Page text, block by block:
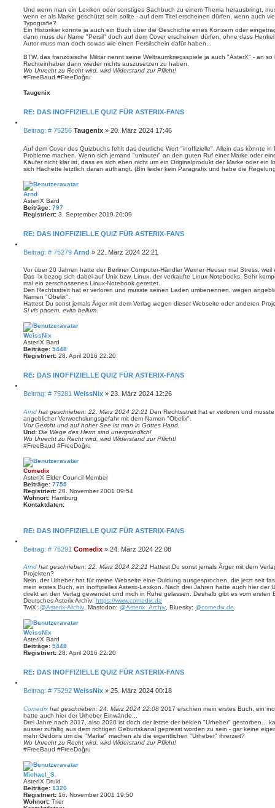
Und wenn man ein Lexikon oder sonstiges Sachbuch zu einem Thema herausbringt,
wenn er als Marke geschützt sein sollte - auf dem Titel erscheinen dürfen, wenn auch
Typografie?
Ein Historiker könnte ja auch ein Buch über die Geschichte eines Konzern oder
dann muss der Name "Persil" doch auf dem Cover erscheinen dürfen, ohne dass
Autor muss man doch sowas wie einen Persilschein dafür haben...
BTW, das französische Militär nennt seine Weltraumkriegsspiele ja auch "AsterX" - an
Rechteinhaber dann wieder nichts auszusetzen zu haben.
Wo Unrecht zu Recht wird, wird Widerstand zur Pflicht!
#FreeBaud #FreeDoğru
Taugenix
RE: DAS INOFFIZIELLE QUIZ FÜR ASTERIX-FANS
Z
e
r
e
Beitrag: # 75256B
i
t
r
a
g
Taugenix » 20. März 2024 17:46
Auf dem Cover des Quizbuchs fehlt das deutliche Wort "inoffizielle". Allein das könnte in
Probleme machen. Wenn sich jemand "unlauter" an den guten Ruf einer Marke oder
Käufer nicht klar ist, dass es sich eben nicht um ein Originalprodukt der Marke oder ein
sich Hachette letztlich daran aufhängt. (Bin leider kein Paragrafix und habe die
Arnd
AsterIX Bard
Beiträge: 797
Registriert: 3. September 2019 20:09
RE: DAS INOFFIZIELLE QUIZ FÜR ASTERIX-FANS
Z
i
e
r
e
n
Beitrag: # 75279B
i
t
r
a
g
Arnd » 22. März 2024 22:21
Vor über 20 Jahren hatte der Berliner Computer-Händler Werner Heuser mal Stress,
Das -ix bezog sich dabei auf Unix bzw. Linux, der verkaufte Linux-Notebooks. Sehr
mal ein zerschossenes Linux-Notebook gerettet.
Den Rechtsstreit hat er verloren und musste seinen Laden umbenennen, wegen
Namen "Obelix".
Hattest Du sonst jemals Ärger mit dem Verlag wegen dieser Webseite oder anderen
Si vis pacem, evita bellum.
WeissNix
AsterIX Bard
Beiträge: 5448
Registriert: 28. April 2016 22:20
RE: DAS INOFFIZIELLE QUIZ FÜR ASTERIX-FANS
Z
e
r
e
n
Beitrag: # 75281 B
i
t
r
a
g
WeissNix » 23. März 2024 12:26
Arnd hat geschrieben: 22. März 2024 22:21 Den Rechtsstreit hat er verloren und
angeblicher Verwechslungsgefahr mit dem Namen "Obelix".
Vor Gericht und auf hoher See ist man in Gottes Hand.
Und: Die Wege des Herrn sind unergründlich!
Wo Unrecht zu Recht wird, wird Widerstand zur Pflicht!
#FreeBaud #FreeDoğru
Comedix
AsterIX Elder Council Member
Beiträge: 7755
Registriert: 20. November 2001 09:54
Wohnort: Hamburg
Kontaktdaten:
n
k
d
a
t
e
n
v
o
n
o
m
e
d
i
RE: DAS INOFFIZIELLE QUIZ FÜR ASTERIX-FANS
Z
i
e
r
e
n
Beitrag: # 75291 B
i
r
a
g
Comedix » 24. März 2024 22:08
Arnd hat geschrieben: 22. März 2024 22:21 Hattest Du sonst jemals Ärger mit dem
Projekten?
Nein, der Urheber hat für meine Webseite eine Duldung ausgesprochen, die jetzt seit
mein erstes Buch, ein inoffizielles Asterix-Lexikon. Nach drei Jahren hatte auch hier der
direkt an den Verlag gewendet und mich in Ruhe gelassen. Deshalb gibt es vom ersten
Deutsches Asterix Archiv: https://www.comedix.de
TwiX: @Asterix-Archiv , Mastodon: @Asterix_Archiv , Bluesky: @comedix.de
WeissNix
AsterIX Bard
Beiträge: 5448
Registriert: 28. April 2016 22:20
RE: DAS INOFFIZIELLE QUIZ FÜR ASTERIX-FANS
Z
i
e
r
e
n
Beitrag: # 75292B
i
t
r
a
g
WeissNix » 25. März 2024 00:18
Comedix hat geschrieben: 24. März 2024 22:08 2017 erschien mein erstes Buch, ein
hatte auch hier der Urheber Einwände...
Drei Jahre nach 2017, also 2020 ist doch der letzte der beiden "Urheber" gestorben...
ausser zufällig aus dem richtigen Geburtskanal gepresst worden zu sein - gar keine
mehr Gedöns um die "Marke" machen als die eigentlichen "Urheber" ihrerzeit?
Wo Unrecht zu Recht wird, wird Widerstand zur Pflicht!
#FreeBaud #FreeDoğru
Michael_S.
AsterIX Druid
Beiträge: 1320
Registriert: 16. November 2001 19:50
Wohnort: Trier